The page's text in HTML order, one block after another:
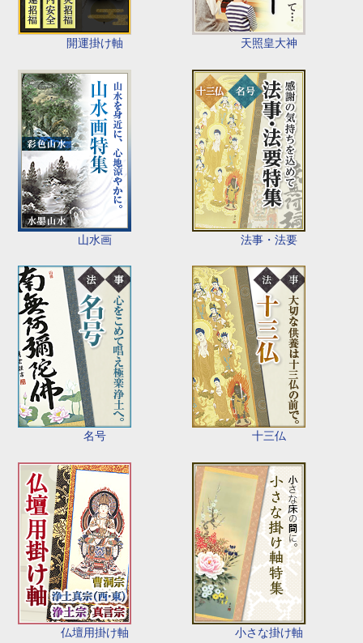
開運掛け軸 天照皇大神
山水画 法事・法要
名号 十三仏
仏壇用掛け軸 小さな掛け軸